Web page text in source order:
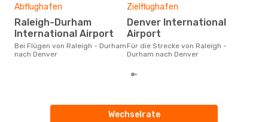
Abflughafen
Raleigh-Durham
International Airport
Bei Flügen von Raleigh - Durham
nach Denver
Zielflughafen
Denver International
Airport
Für die Strecke von Raleigh -
Durham nach Denver
Wechselrate